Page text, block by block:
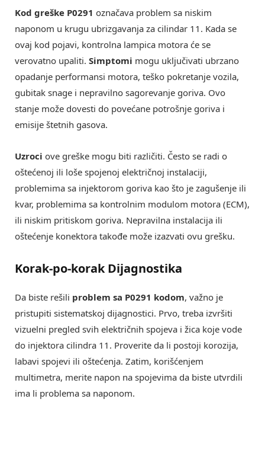
Kod greške P0291 označava problem sa niskim
naponom u krugu ubrizgavanja za cilindar 11. Kada se
ovaj kod pojavi, kontrolna lampica motora će se
verovatno upaliti. Simptomi mogu uključivati ubrzano
opadanje performansi motora, teško pokretanje vozila,
gubitak snage i nepravilno sagorevanje goriva. Ovo
stanje može dovesti do povećane potrošnje goriva i
emisije štetnih gasova.
Uzroci ove greške mogu biti različiti. Često se radi o
oštećenoj ili loše spojenoj električnoj instalaciji,
problemima sa injektorom goriva kao što je zagušenje ili
kvar, problemima sa kontrolnim modulom motora (ECM),
ili niskim pritiskom goriva. Nepravilna instalacija ili
oštećenje konektora takođe može izazvati ovu grešku.
Korak-po-korak Dijagnostika
Da biste rešili problem sa P0291 kodom, važno je
pristupiti sistematskoj dijagnostici. Prvo, treba izvršiti
vizuelni pregled svih električnih spojeva i žica koje vode
do injektora cilindra 11. Proverite da li postoji korozija,
labavi spojevi ili oštećenja. Zatim, korišćenjem
multimetra, merite napon na spojevima da biste utvrdili
ima li problema sa naponom.